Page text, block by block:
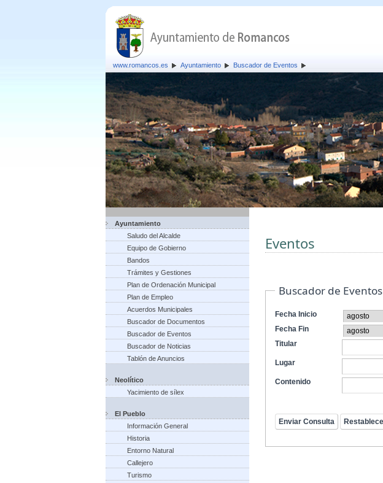
www.romancos.es Ayuntamiento Buscador de Eventos
Ayuntamiento
Saludo del Alcalde
Equipo de Gobierno
Bandos
Trámites y Gestiones
Plan de Ordenación Municipal
Plan de Empleo
Acuerdos Municipales
Buscador de Documentos
Buscador de Eventos
Buscador de Noticias
Tablón de Anuncios
Neolítico
Yacimiento de sílex
El Pueblo
Información General
Historia
Entorno Natural
Callejero
Turismo
Eventos
Buscador de Eventos
Fecha Inicio
Fecha Fin
Titular
Lugar
Contenido